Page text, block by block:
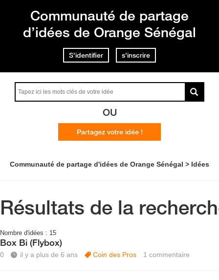
Communauté de partage
d’idées de Orange Sénégal
S'identifier s'inscrire
OU
Partagez votre idée !
Communauté de partage d'idées de Orange Sénégal Idées
Résultats de la
Nombre d'idées : 15
Box Bi (Flybox)
0 il y a plus de 6 ans Coin des Pros 1 commentaire